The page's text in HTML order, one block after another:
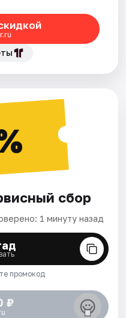
сбор
1 минуту назад
промокод
₽